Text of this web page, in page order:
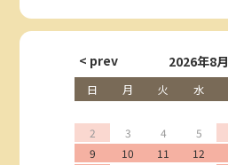
2026年8月
日 月 火 水
2
3 4 5
9
10 11 12